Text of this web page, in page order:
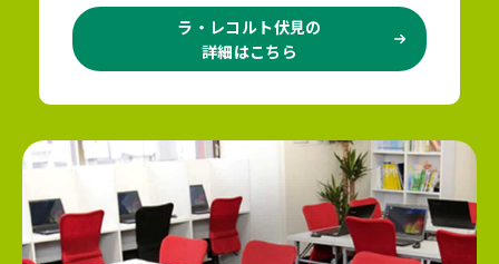
ラ・レコルト伏見の
詳細はこちら